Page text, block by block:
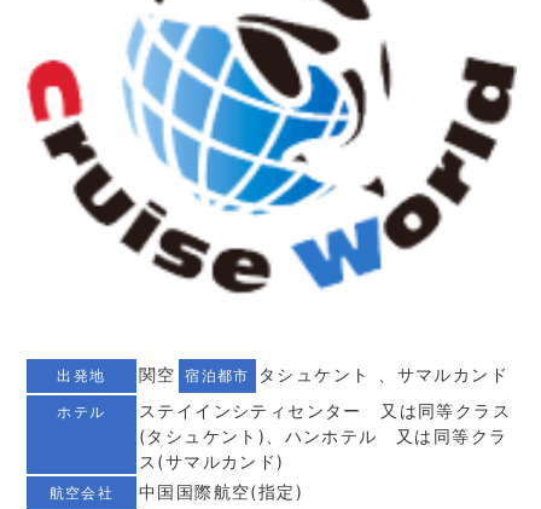
出発地 関空 宿泊都市 タシュケント 、サマルカンド
ホテル
ステイインシティセンター 又は同等クラス
(タシュケント)、ハンホテル 又は同等クラ
ス(サマルカンド)
航空会社 中国国際航空(指定)